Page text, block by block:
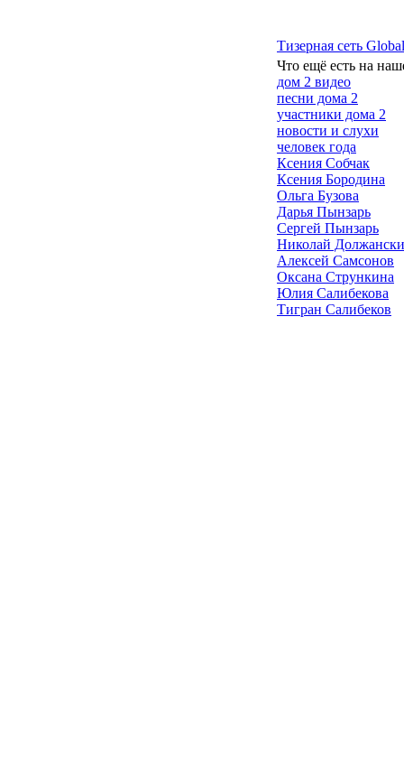
Тизерная сеть
Что ещё есть на
дом 2 видео
песни дома 2
участники дома 2
новости и слухи
человек года
Ксения Собчак
Ксения Бородина
Ольга Бузова
Дарья Пынзарь
Сергей Пынзарь
Николай
Алексей Самсонов
Оксана Стрункина
Юлия Салибекова
Тигран Салибеков